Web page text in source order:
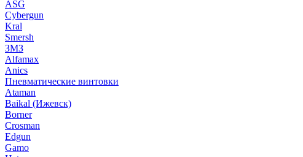
ASG
Cybergun
Kral
Smersh
ЗМЗ
Alfamax
Anics
Пневматические винтовки
Ataman
Baikal (Ижевск)
Borner
Crosman
Edgun
Gamo